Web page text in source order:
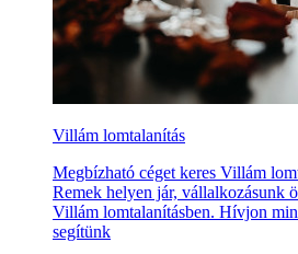
Villám lomtalanítás
Megbízható céget keres Villám
Remek helyen jár, vállalkozásunk
Villám lomtalanításben. Hívjon
segítünk